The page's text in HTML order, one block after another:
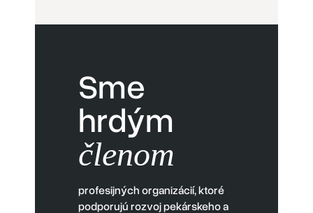
Sme
hrdým
členom
profesijných organizácií, ktoré
podporujú rozvoj pekárskeho a